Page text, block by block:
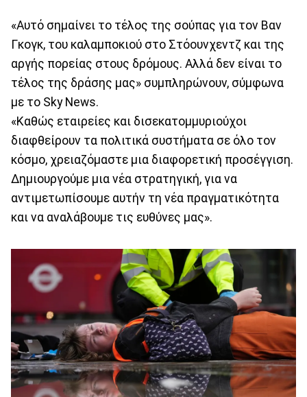
«Αυτό σημαίνει το τέλος της σούπας για τον Βαν
Γκογκ, του καλαμποκιού στο Στόουνχεντζ και της
αργής πορείας στους δρόμους. Αλλά δεν είναι το
τέλος της δράσης μας» συμπληρώνουν, σύμφωνα
με το Sky News.
«Καθώς εταιρείες και δισεκατομμυριούχοι
διαφθείρουν τα πολιτικά συστήματα σε όλο τον
κόσμο, χρειαζόμαστε μια διαφορετική προσέγγιση.
Δημιουργούμε μια νέα στρατηγική, για να
αντιμετωπίσουμε αυτήν τη νέα πραγματικότητα
και να αναλάβουμε τις ευθύνες μας».